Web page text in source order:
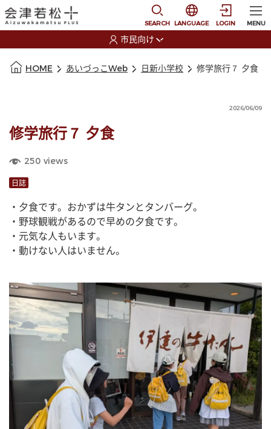
SEARCH
選択すると言語の切
LANGUAGE LOGIN MENU
市民向け
HOME あいづっこWeb 日新小学校 修学旅行７ 夕食
2026/06/09
修学旅行７ 夕食
250 views
日誌
・夕食です。おかずは牛タンとタンバーグ。
・野球観戦があるので早めの夕食です。
・元気な人もいます。
・動けない人はいません。